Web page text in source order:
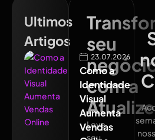
Ultimos
Artigos
23.07.2026
Como a
Identidade
Visual
Aumenta
Vendas
seu
com a
Leve
seu